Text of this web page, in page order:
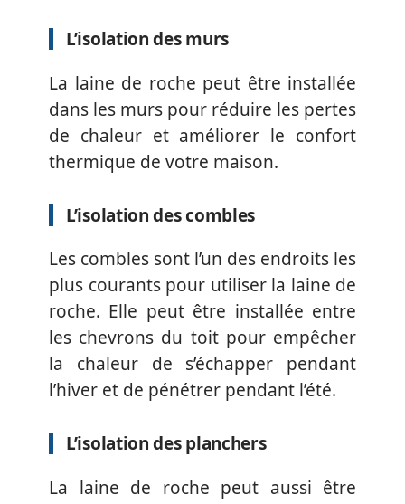
L’isolation des murs
La laine de roche peut être installée
dans les murs pour réduire les pertes
de chaleur et améliorer le confort
thermique de votre maison.
L’isolation des combles
Les combles sont l’un des endroits les
plus courants pour utiliser la laine de
roche. Elle peut être installée entre
les chevrons du toit pour empêcher
la chaleur de s’échapper pendant
l’hiver et de pénétrer pendant l’été.
L’isolation des planchers
La laine de roche peut aussi être